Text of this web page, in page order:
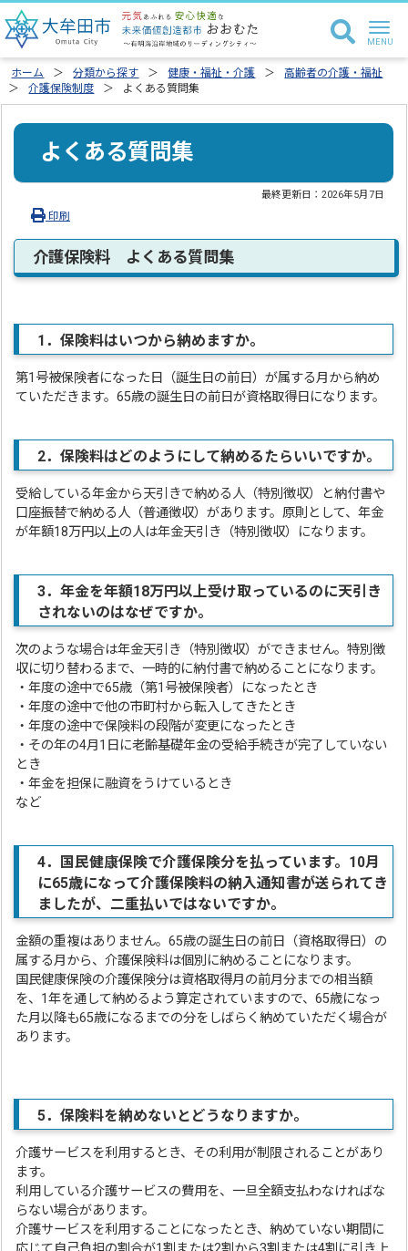
ホーム 分類から探す 健康・福祉・介護
高齢者の介護・福祉
介護保険制度
よくある質問集
よくある質問集
最終更新日：2026年5月7日
印刷
介護保険料 よくある質問集
1．保険料はいつから納めますか。
第1号被保険者になった日（誕生日の前日）が属する月から納め
ていただきます。65歳の誕生日の前日が資格取得日になります。
2．保険料はどのようにして納めるたらいいですか。
受給している年金から天引きで納める人（特別徴収）と納付書や
口座振替で納める人（普通徴収）があります。原則として、年金
が年額18万円以上の人は年金天引き（特別徴収）になります。
3．年金を年額18万円以上受け取っているのに天引き
されないのはなぜですか。
次のような場合は年金天引き（特別徴収）ができません。特別徴
収に切り替わるまで、一時的に納付書で納めることになります。
・年度の途中で65歳（第1号被保険者）になったとき
・年度の途中で他の市町村から転入してきたとき
・年度の途中で保険料の段階が変更になったとき
・その年の4月1日に老齢基礎年金の受給手続きが完了していない
とき
・年金を担保に融資をうけているとき
など
4．
国民健康保険で介護保険分を払っています。10月
に65歳になって介護保険料の納入通知書が送られてき
ましたが、二重払いではないですか。
金額の重複はありません。65歳の誕生日の前日（資格取得日）の
属する月から、介護保険料は個別に納めることになります。
国民健康保険の介護保険分は資格取得月の前月分までの相当額
を、1年を通して納めるよう算定されていますので、65歳になっ
た月以降も65歳になるまでの分をしばらく納めていただく場合が
あります。
5．保険料を納めないとどうなりますか。
介護サービスを利用するとき、その利用が制限されることがあり
ます。
利用している介護サービスの費用を、一旦全額支払わなければな
らない場合があります。
介護サービスを利用することになったとき、納めていない期間に